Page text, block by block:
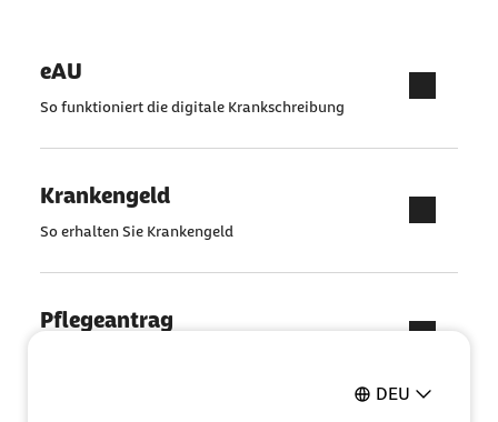
DEU
eAU
So funktioniert die digitale Krankschreibung
Krankengeld
So erhalten Sie Krankengeld
Pflegeantrag